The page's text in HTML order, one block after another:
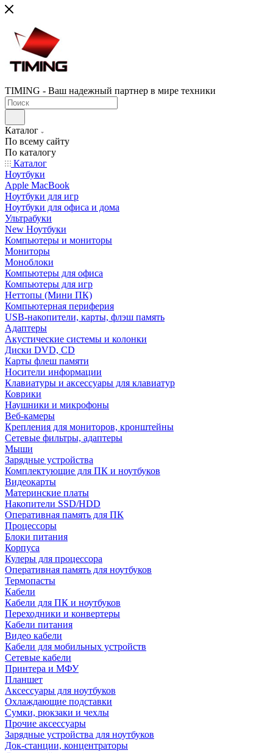
TIMING - Ваш надежный партнер в мире техники
Каталог
По всему сайту
По каталогу
Каталог
Ноутбуки
Apple MacBook
Ноутбуки для игр
Ноутбуки для офиса и дома
Ультрабуки
New Ноутбуки
Компьютеры и мониторы
Мониторы
Моноблоки
Компьютеры для офиса
Компьютеры для игр
Неттопы (Мини ПК)
Компьютерная периферия
USB-накопители, карты, флэш память
Адаптеры
Акустические системы и колонки
Диски DVD, CD
Карты флеш памяти
Носители информации
Клавиатуры и аксессуары для клавиатур
Коврики
Наушники и микрофоны
Веб-камеры
Крепления для мониторов, кронштейны
Сетевые фильтры, адаптеры
Мыши
Зарядные устройства
Комплектующие для ПК и ноутбуков
Видеокарты
Материнские платы
Накопители SSD/HDD
Оперативная память для ПК
Процессоры
Блоки питания
Корпуса
Кулеры для процессора
Оперативная память для ноутбуков
Термопасты
Кабели
Кабели для ПК и ноутбуков
Переходники и конвертеры
Кабели питания
Видео кабели
Кабели для мобильных устройств
Сетевые кабели
Принтера и МФУ
Планшет
Аксессуары для ноутбуков
Охлаждающие подставки
Сумки, рюкзаки и чехлы
Прочие аксессуары
Зарядные устройства для ноутбуков
Док-станции, концентраторы